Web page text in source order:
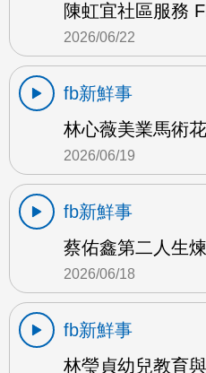
陳虹宜社區服務
2026/06/22
fb新鮮事
林心薇美業馬術
2026/06/19
fb新鮮事
蔡佑鑫第二人生
2026/06/18
fb新鮮事
林瑩貞幼兒教育